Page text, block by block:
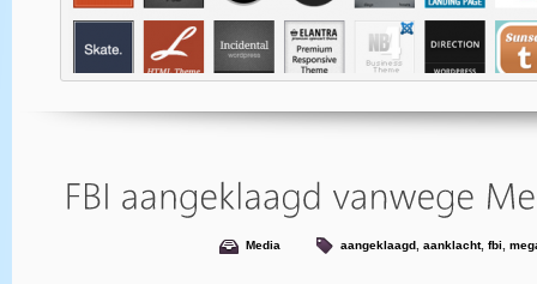
Media aangeklaagd, aanklacht, fbi,